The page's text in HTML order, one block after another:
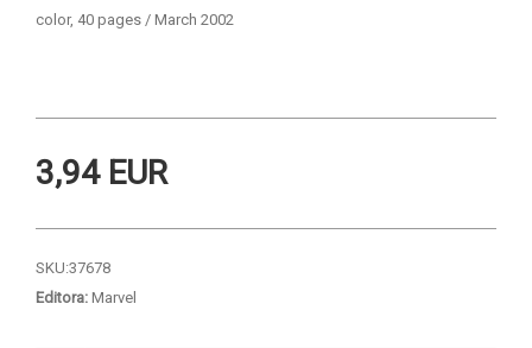
color, 40 pages / March 2002
3,94 EUR
SKU:37678
Editora: Marvel